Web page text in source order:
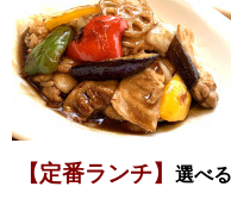
【定番ランチ】 選べ